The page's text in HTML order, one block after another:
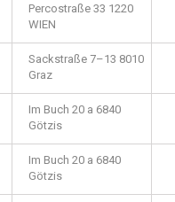
Percostraße 33 1220
WIEN
Sackstraße 7–13 8010
Graz
Im Buch 20 a 6840
Götzis
Im Buch 20 a 6840
Götzis